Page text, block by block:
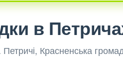
в
Красненська